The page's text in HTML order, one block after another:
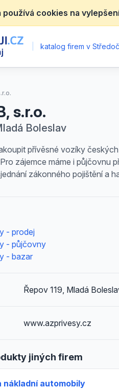
používá cookies na
katalog firem v
s.r.o.
Boleslav
přívěsné vozíky
zájemce máme i půjčovnu
zákonného pojištění a
- prodej
- půjčovny
- bazar
Řepov 119, Mladá
www.azprivesy.cz
jiných firem
nákladní automobily